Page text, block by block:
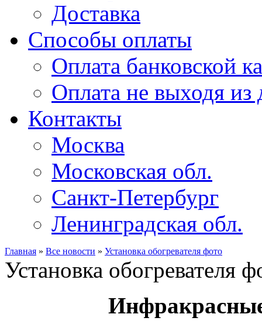
Доставка
Способы оплаты
Оплата банковской
Оплата не выходя из
Контакты
Москва
Московская обл.
Санкт-Петербург
Ленинградская обл.
Главная » Все новости » Установка обогревателя фото
Установка обогревателя